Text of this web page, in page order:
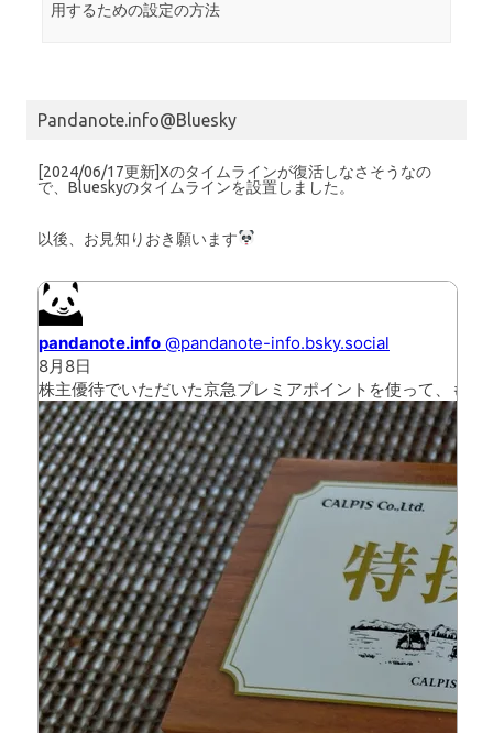
用するための設定の方法
Pandanote.info@Bluesky
[2024/06/17更新]Xのタイムラインが復活しなさそうなの
で、Blueskyのタイムラインを設置しました。
以後、お見知りおき願います